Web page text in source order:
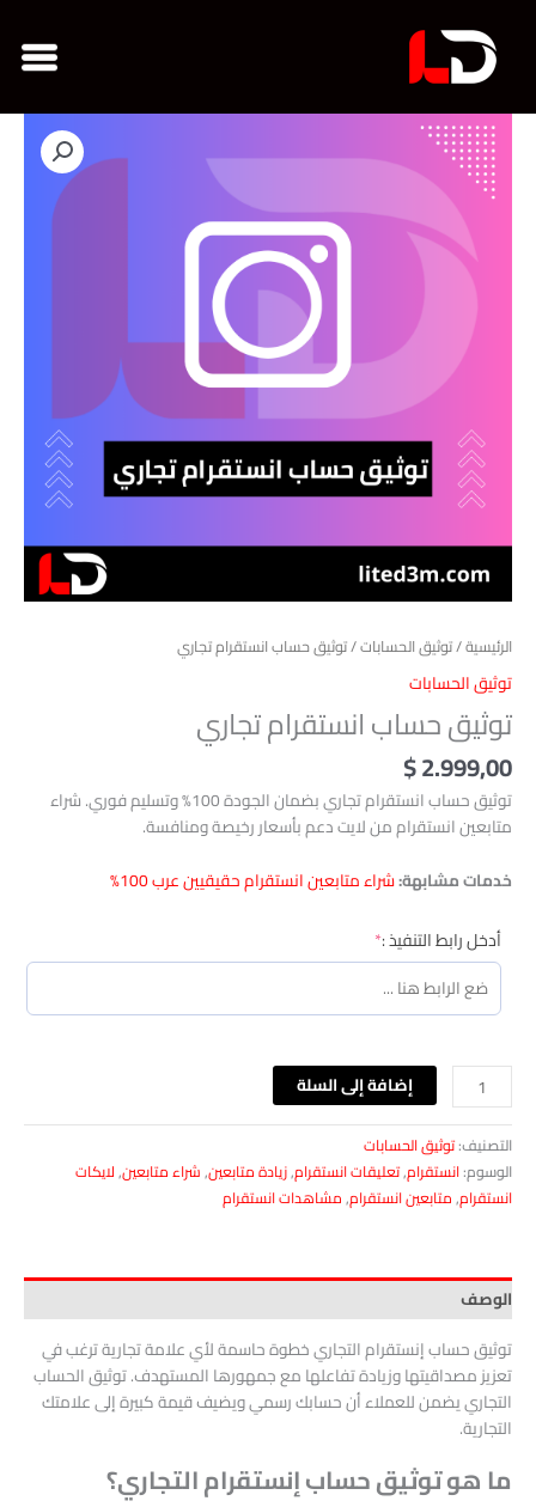
المحتوى
الرئيسية/توثيق الحسابات/ توثيق حساب انستقرام تجاري
توثيق الحسابات
توثيق حساب انستقرام تجاري
$2.999,00
توثيق حساب انستقرام تجاري بضمان الجودة 100% وتسليم فوري. شراء
متابعين انستقرام من لايت دعم بأسعار رخيصة ومنافسة.
خدمات مشابهة:شراء متابعين انستقرام حقيقيين عرب 100%
أدخل رابط التنفيذ :*
كمية
توثيق
حساب
انستقرام
إضافة إلى السلة
التصنيف:توثيق الحسابات
الوسوم:انستقرام,تعليقات انستقرام,زيادة متابعين,شراء متابعين,لايكات
انستقرام,متابعين انستقرام,مشاهدات انستقرام
الوصف
توثيق حساب إنستقرام التجاري خطوة حاسمة لأي علامة تجارية ترغب في
تعزيز مصداقيتها وزيادة تفاعلها مع جمهورها المستهدف. توثيق الحساب
التجاري يضمن للعملاء أن حسابك رسمي ويضيف قيمة كبيرة إلى علامتك
التجارية.
ما هو توثيق حساب إنستقرام التجاري؟